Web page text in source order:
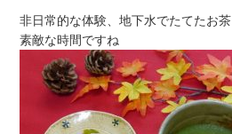
非日常的な体験、地下水でたてたお
素敵な時間ですね